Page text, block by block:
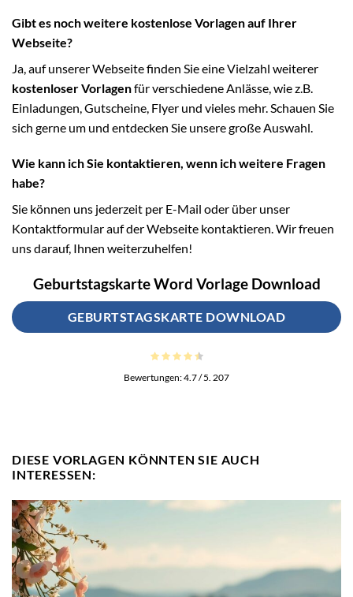
Gibt es noch weitere kostenlose Vorlagen auf Ihrer
Webseite?
Ja, auf unserer Webseite finden Sie eine Vielzahl weiterer
kostenloser Vorlagenfür verschiedene Anlässe, wie z.B.
Einladungen, Gutscheine, Flyer und vieles mehr. Schauen Sie
sich gerne um und entdecken Sie unsere große Auswahl.
Wie kann ich Sie kontaktieren, wenn ich weitere Fragen
habe?
Sie können uns jederzeit per E-Mail oder über unser
Kontaktformular auf der Webseite kontaktieren. Wir freuen
uns darauf, Ihnen weiterzuhelfen!
Geburtstagskarte Word Vorlage Download
GEBURTSTAGSKARTE DOWNLOAD
Bewertungen:4.7/ 5. 207
DIESE VORLAGEN KÖNNTEN SIE AUCH
INTERESSEN: